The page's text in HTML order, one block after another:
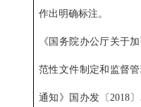
作出明确标注。
《国务院办公厅关于
范性文件制定和监督
通知》国办发 〔 2018〕